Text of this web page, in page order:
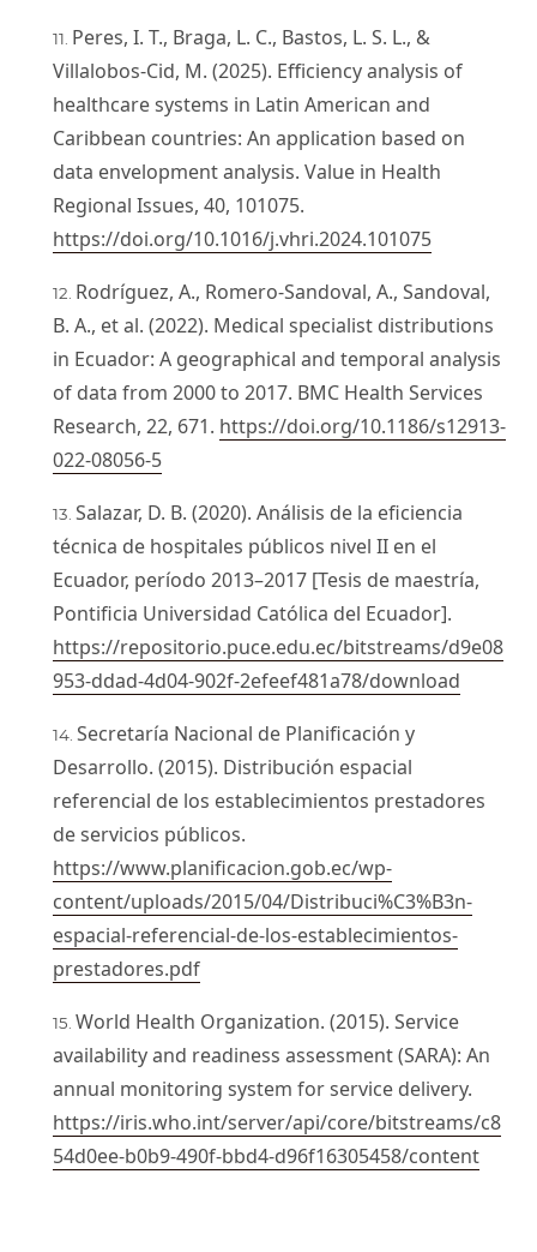
Peres, I. T., Braga, L. C., Bastos, L. S. L., &
Villalobos-Cid, M. (2025). Efficiency analysis of
healthcare systems in Latin American and
Caribbean countries: An application based on
data envelopment analysis. Value in Health
Regional Issues, 40, 101075.
https://doi.org/10.1016/j.vhri.2024.101075
Rodríguez, A., Romero-Sandoval, A., Sandoval,
B. A., et al. (2022). Medical specialist distributions
in Ecuador: A geographical and temporal analysis
of data from 2000 to 2017. BMC Health Services
Research, 22, 671. https://doi.org/10.1186/s12913-
022-08056-5
Salazar, D. B. (2020). Análisis de la eficiencia
técnica de hospitales públicos nivel II en el
Ecuador, período 2013–2017 [Tesis de maestría,
Pontificia Universidad Católica del Ecuador].
https://repositorio.puce.edu.ec/bitstreams/d9e08
953-ddad-4d04-902f-2efeef481a78/download
Secretaría Nacional de Planificación y
Desarrollo. (2015). Distribución espacial
referencial de los establecimientos prestadores
de servicios públicos.
https://www.planificacion.gob.ec/wp-
content/uploads/2015/04/Distribuci%C3%B3n-
espacial-referencial-de-los-establecimientos-
prestadores.pdf
World Health Organization. (2015). Service
availability and readiness assessment (SARA): An
annual monitoring system for service delivery.
https://iris.who.int/server/api/core/bitstreams/c8
54d0ee-b0b9-490f-bbd4-d96f16305458/content